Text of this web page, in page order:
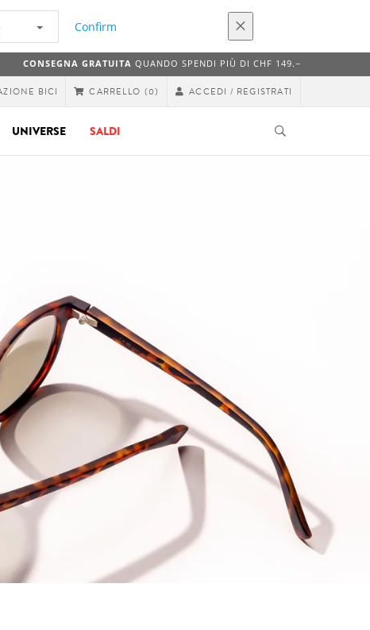
Confirm
CONSEGNA GRATUITA QUANDO SPENDI PIÙ DI CHF 149.−
BICI CARRELLO (0) ACCEDI / REGISTRATI
UNIVERSE SALDI